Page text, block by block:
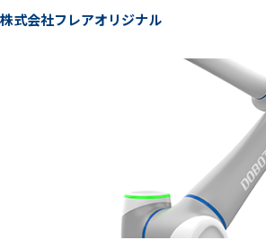
株式会社フレアオリジナル